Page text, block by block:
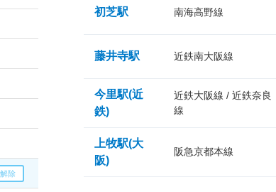
初芝駅 南海高野線
藤井寺駅 近鉄南大阪線
今里駅(近
鉄)
近鉄大阪線 / 近鉄奈良
線
上牧駅(大
阪)
阪急京都本線